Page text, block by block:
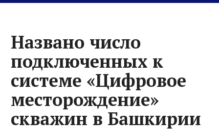
Названо число
подключенных к
системе «Цифровое
месторождение»
скважин в Башкирии